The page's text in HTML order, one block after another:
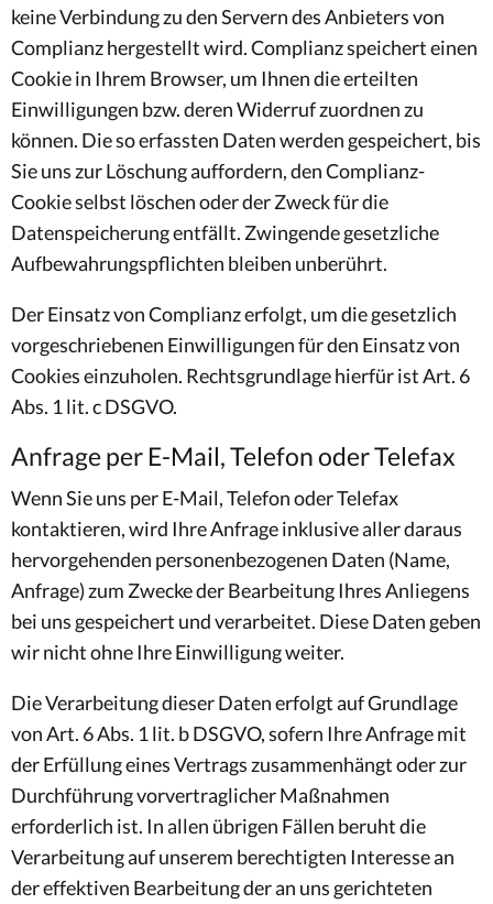
keine Verbindung zu den Servern des Anbieters von
Complianz hergestellt wird. Complianz speichert einen
Cookie in Ihrem Browser, um Ihnen die erteilten
Einwilligungen bzw. deren Widerruf zuordnen zu
können. Die so erfassten Daten werden gespeichert, bis
Sie uns zur Löschung auffordern, den Complianz-
Cookie selbst löschen oder der Zweck für die
Datenspeicherung entfällt. Zwingende gesetzliche
Aufbewahrungspflichten bleiben unberührt.
Der Einsatz von Complianz erfolgt, um die gesetzlich
vorgeschriebenen Einwilligungen für den Einsatz von
Cookies einzuholen. Rechtsgrundlage hierfür ist Art. 6
Abs. 1 lit. c DSGVO.
Anfrage per E-Mail, Telefon oder Telefax
Wenn Sie uns per E-Mail, Telefon oder Telefax
kontaktieren, wird Ihre Anfrage inklusive aller daraus
hervorgehenden personenbezogenen Daten (Name,
Anfrage) zum Zwecke der Bearbeitung Ihres Anliegens
bei uns gespeichert und verarbeitet. Diese Daten geben
wir nicht ohne Ihre Einwilligung weiter.
Die Verarbeitung dieser Daten erfolgt auf Grundlage
von Art. 6 Abs. 1 lit. b DSGVO, sofern Ihre Anfrage mit
der Erfüllung eines Vertrags zusammenhängt oder zur
Durchführung vorvertraglicher Maßnahmen
erforderlich ist. In allen übrigen Fällen beruht die
Verarbeitung auf unserem berechtigten Interesse an
der effektiven Bearbeitung der an uns gerichteten